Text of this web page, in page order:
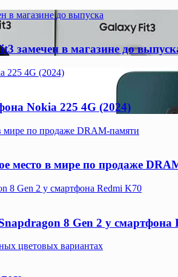
в магазине до выпуска
замечен в магазине до
225 4G (2024)
Nokia 225 4G (2024)
мире по продаже DRAM-памяти
место в мире по продаже
8 Gen 2 у смартфона Redmi K70
8 Gen 2 у смартфона
цветовых вариантах